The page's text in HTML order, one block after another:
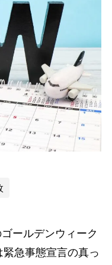
ールデンウィーク
緊急事態宣言の真っ